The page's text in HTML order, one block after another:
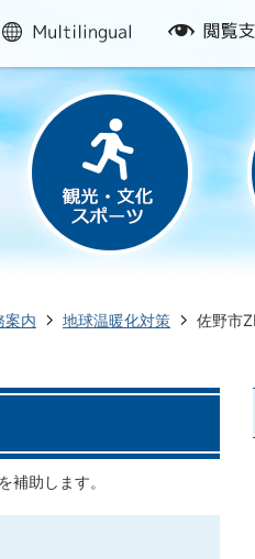
multilingual
閲
援
案内 地球温暖化対策 佐野市
補助します。